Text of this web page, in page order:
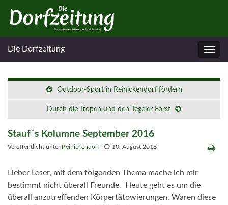
Die Dorfzeitung
Outdoor-Sport in Reinickendorf fördern
Durch die Tropen und den Tegeler Forst
Stauf´s Kolumne September 2016
Veröffentlicht unter Reinickendorf 10. August 2016
Lieber Leser, mit dem folgenden Thema mache ich mir
bestimmt nicht überall Freunde. Heute geht es um die
überall anzutreffenden Körpertätowierungen. Waren diese